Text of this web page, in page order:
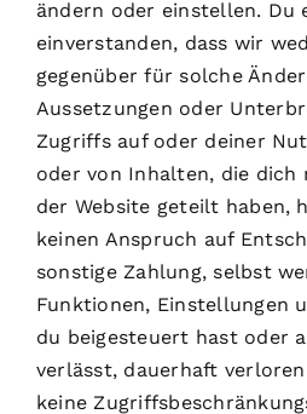
ändern oder einstellen.
einverstanden, dass wir
gegenüber für solche
Aussetzungen oder
Zugriffs auf oder deiner
oder von Inhalten, die dich
der Website geteilt haben,
keinen Anspruch auf
sonstige Zahlung, selbst
Funktionen, Einstellungen
du beigesteuert hast oder
verlässt, dauerhaft
keine